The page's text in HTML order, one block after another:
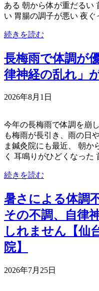
ある 朝から体が重だるい
い 胃腸の調子が悪い 夜
続きを読む
長梅雨で体調が
律神経の乱れ」
2026年8月1日
今年の長梅雨で体調を崩
も梅雨が長引き、雨の日
ま鍼灸院にも最近、 朝か
く 耳鳴りがひどくなっ
続きを読む
暑さによる体調
その不調、自律
しれません【仙
院】
2026年7月25日